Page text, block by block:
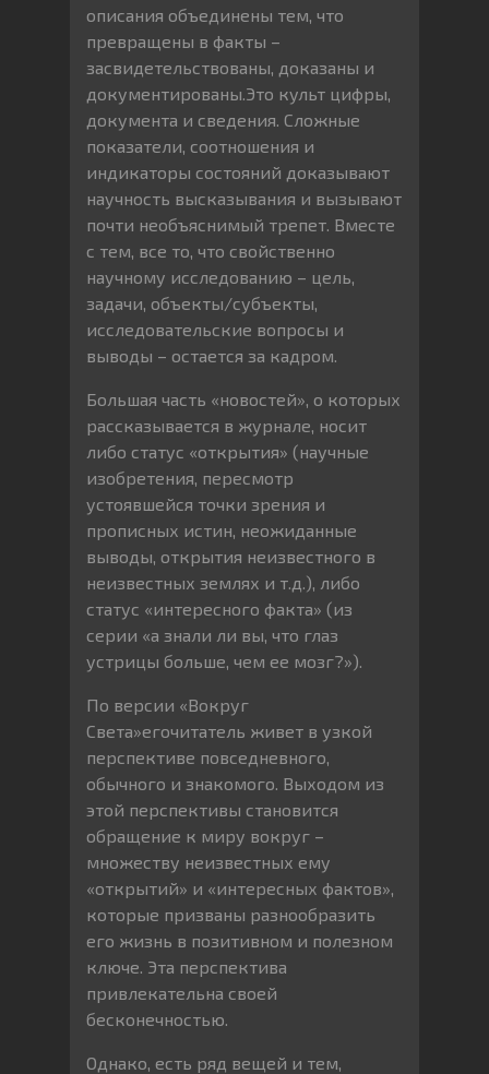
описания объединены тем, что
превращены в факты –
засвидетельствованы, доказаны и
документированы.Это культ цифры,
документа и сведения. Сложные
показатели, соотношения и
индикаторы состояний доказывают
научность высказывания и вызывают
почти необъяснимый трепет. Вместе
с тем, все то, что свойственно
научному исследованию – цель,
задачи, объекты/субъекты,
исследовательские вопросы и
выводы – остается за кадром.
Большая часть «новостей», о которых
рассказывается в журнале, носит
либо статус «открытия» (научные
изобретения, пересмотр
устоявшейся точки зрения и
прописных истин, неожиданные
выводы, открытия неизвестного в
неизвестных землях и т.д.), либо
статус «интересного факта» (из
серии «а знали ли вы, что глаз
устрицы больше, чем ее мозг?»).
По версии «Вокруг
Света»егочитатель живет в узкой
перспективе повседневного,
обычного и знакомого. Выходом из
этой перспективы становится
обращение к миру вокруг –
множеству неизвестных ему
«открытий» и «интересных фактов»,
которые призваны разнообразить
его жизнь в позитивном и полезном
ключе. Эта перспектива
привлекательна своей
бесконечностью.
Однако, есть ряд вещей и тем,